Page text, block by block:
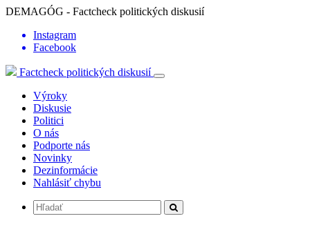
DEMAGÓG - Factcheck politických diskusií
Instagram
Facebook
Factcheck politických diskusií
Výroky
Diskusie
Politici
O nás
Podporte nás
Novinky
Dezinformácie
Nahlásiť chybu